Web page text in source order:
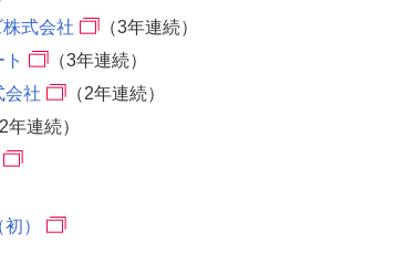
式会社
（3年連続）
（3年連続）
会社
（2年連続）
連続）
）